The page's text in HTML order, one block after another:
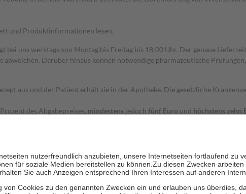
und Produktinformationen lesen.
bei uns werktags von Montag bis Freitag bis 18:00 Uhr. Der genaue
Darüber hinaus können notwendige pharmazeutische
aus und der Patient erhält sie in der Apotheke. Die gesetzliche
des Abgabepreises, mindestens jedoch fünf Euro und höchstens zehn
zu stärken und die besondere Stellung der Familie zu unterstützen, fallen
Ausnahme der Fahrkosten
GKV getragen werden